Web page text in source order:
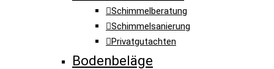
Schimmelberatung
Schimmelsanierung
Privatgutachten
Bodenbeläge